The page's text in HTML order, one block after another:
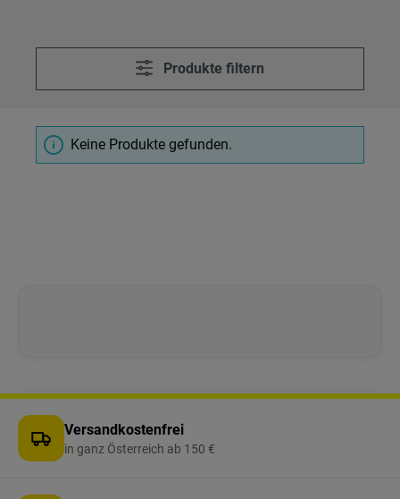
Produkte filtern
Keine Produkte gefunden.
Versandkostenfrei
in ganz Österreich ab 150 €